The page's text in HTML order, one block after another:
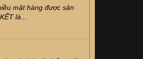
mặt hàng được sản
là...